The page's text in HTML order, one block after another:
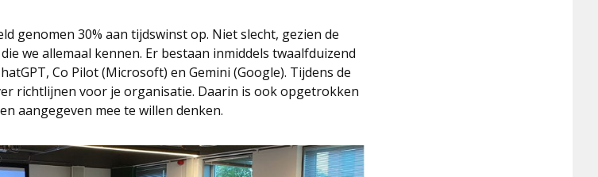
genomen 30% aan tijdswinst op. Niet slecht, gezien de
we allemaal kennen. Er bestaan inmiddels twaalfduizend
Co Pilot (Microsoft) en Gemini (Google). Tijdens de
richtlijnen voor je organisatie. Daarin is ook opgetrokken
aangegeven mee te willen denken.